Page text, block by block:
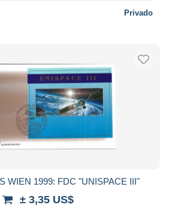
Privado
WIEN 1999: FDC "UNISPACE III"
± 3,35 US$